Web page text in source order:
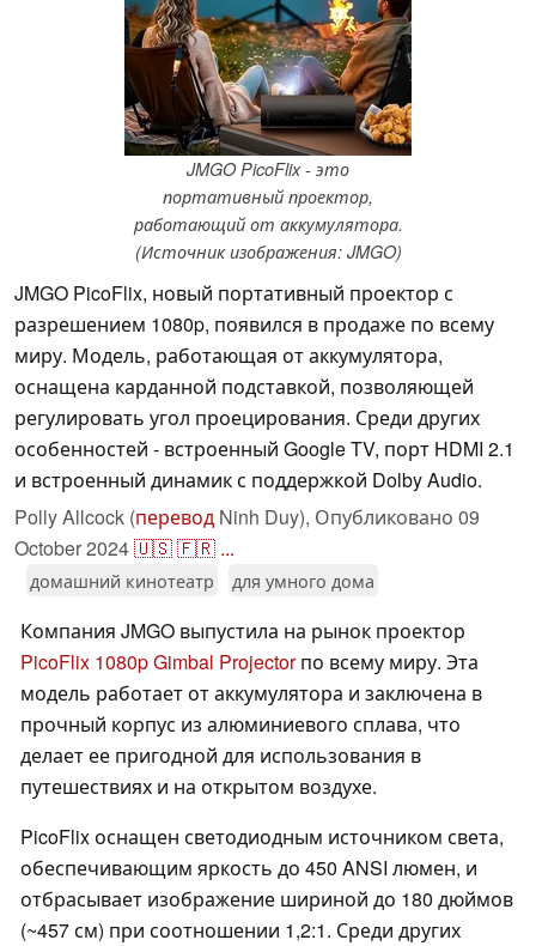
JMGO PicoFlix - это
портативный проектор,
работающий от аккумулятора.
(Источник изображения: JMGO)
JMGO PicoFlix, новый портативный проектор с
разрешением 1080p, появился в продаже по всему
миру. Модель, работающая от аккумулятора,
оснащена карданной подставкой, позволяющей
регулировать угол проецирования. Среди других
особенностей - встроенный Google TV, порт HDMI 2.1
и встроенный динамик с поддержкой Dolby Audio.
Polly Allcock (перевод Ninh Duy), Опубликовано 09
October 2024🇺🇸🇫🇷 ...
домашний кинотеатр для умного дома
Компания JMGO выпустила на рынок проектор
PicoFlix 1080p Gimbal Projectorпо всему миру. Эта
модель работает от аккумулятора и заключена в
прочный корпус из алюминиевого сплава, что
делает ее пригодной для использования в
путешествиях и на открытом воздухе.
PicoFlix оснащен светодиодным источником света,
обеспечивающим яркость до 450 ANSI люмен, и
отбрасывает изображение шириной до 180 дюймов
(~457 см) при соотношении 1,2:1. Среди других